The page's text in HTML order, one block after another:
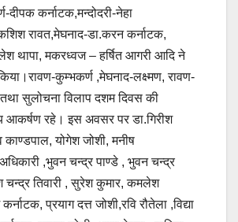
दीपक कर्नाटक,मन्दोदरी-नेहा
रावत,मेघनाद-डा.करन कर्नाटक,
थापा, मकरध्वज – हर्षित आगरी आदि ने
कुम्भकर्ण ,मेघनाद-लक्ष्मण, रावण-
सुलोचना विलाप दशम दिवस की
आकर्षण रहे। इस अवसर पर डा.गिरीश
काण्डपाल, योगेश जोशी, मनीष
अधिकारी ,भुवन चन्द्र पाण्डे , भुवन चन्द्र
चन्द्र तिवारी , सुरेश कुमार, कमलेश
प्रयाग दत्त जोशी,रवि रौतेला ,विद्या